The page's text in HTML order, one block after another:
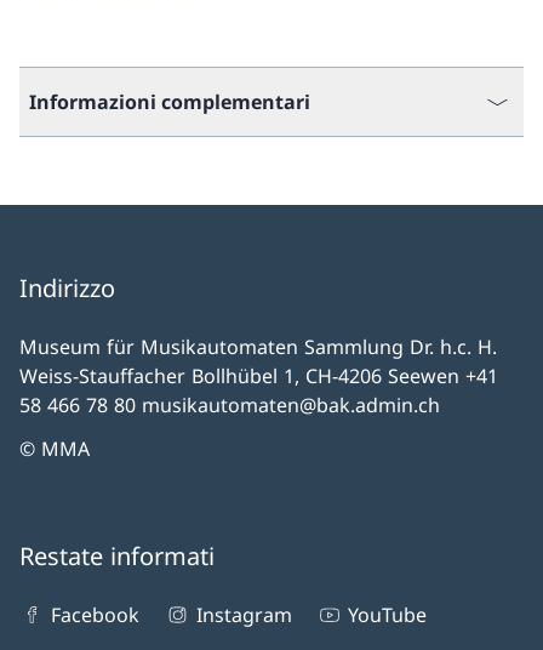
Informazioni complementari
Indirizzo
Museum für Musikautomaten Sammlung Dr. h.c. H.
Weiss-Stauffacher Bollhübel 1, CH-4206 Seewen +41
58 466 78 80 musikautomaten@bak.admin.ch
© MMA
Restate informati
Facebook Instagram YouTube